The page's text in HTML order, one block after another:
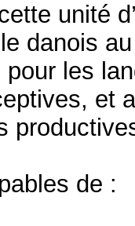
unité
danois
pour les
et
de :